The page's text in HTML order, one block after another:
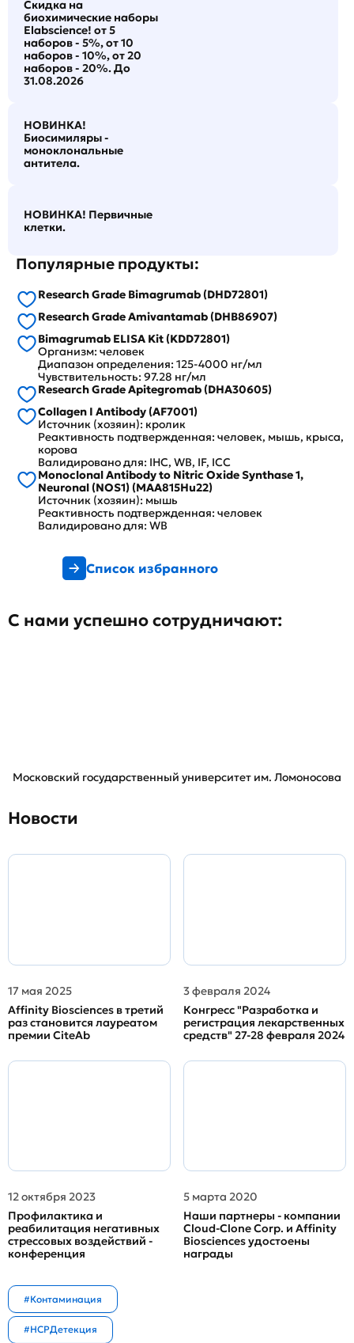
Скидка на
биохимические наборы
Elabscience! от 5
наборов - 5%, от 10
наборов - 10%, от 20
наборов - 20%. До
31.08.2026
НОВИНКА!
Биосимиляры -
моноклональные
антитела.
НОВИНКА! Первичные
клетки.
Популярные продукты:
Research Grade Bimagrumab (DHD72801)
Research Grade Amivantamab (DHB86907)
Bimagrumab ELISA Kit (KDD72801)
Организм: человек
Диапазон определения: 125-4000 нг/мл
Чувствительность: 97.28 нг/мл
Research Grade Apitegromab (DHA30605)
Collagen I Antibody (AF7001)
Источник (хозяин): кролик
Реактивность подтвержденная: человек, мышь, крыса,
корова
Валидировано для: IHC, WB, IF, ICC
Monoclonal Antibody to Nitric Oxide Synthase 1,
Neuronal (NOS1) (MAA815Hu22)
Источник (хозяин): мышь
Реактивность подтвержденная: человек
Валидировано для: WB
Список избранного
С нами успешно сотрудничают:
Московский государственный университет им. Ломоносова
Новости
17 мая 2025
Affinity Biosciences в третий
раз становится лауреатом
премии CiteAb
3 февраля 2024
Конгресс "Разработка и
регистрация лекарственных
средств" 27-28 февраля 2024
12 октября 2023
Профилактика и
реабилитация негативных
стрессовых воздействий -
конференция
5 марта 2020
Наши партнеры - компании
Cloud-Clone Corp. и Affinity
Biosciences удостоены
награды
#Контаминация
#HCPДетекция